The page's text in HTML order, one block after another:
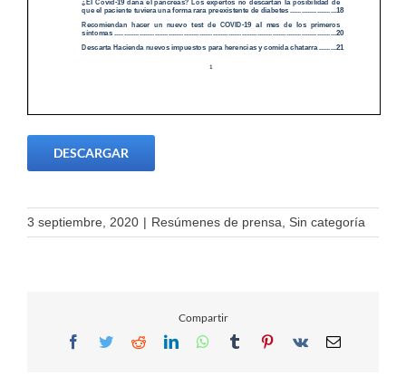
DESCARGAR
3 septiembre, 2020 | Resúmenes de prensa, Sin categoría
Compartir
Facebook
TwitterRedditLinkedInWhatsApp
TumblrPinterest
Vk Email